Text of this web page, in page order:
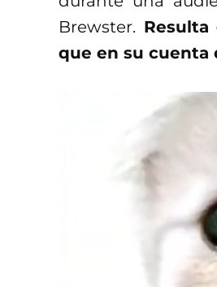
Brewster.
que en su cuenta